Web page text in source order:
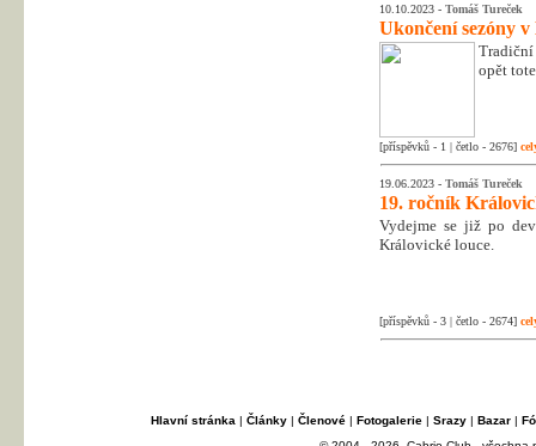
10.10.2023 - Tomáš Tureček
Ukončení sezóny v
opět
[příspěvků - 1 | četlo - 2676]
19.06.2023 - Tomáš Tureček
19. ročník
Vydejme se již po
Královické louce.
[příspěvků - 3 | četlo - 2674]
Hlavní stránka | Články| Členové| Fotogalerie| Srazy| Bazar|